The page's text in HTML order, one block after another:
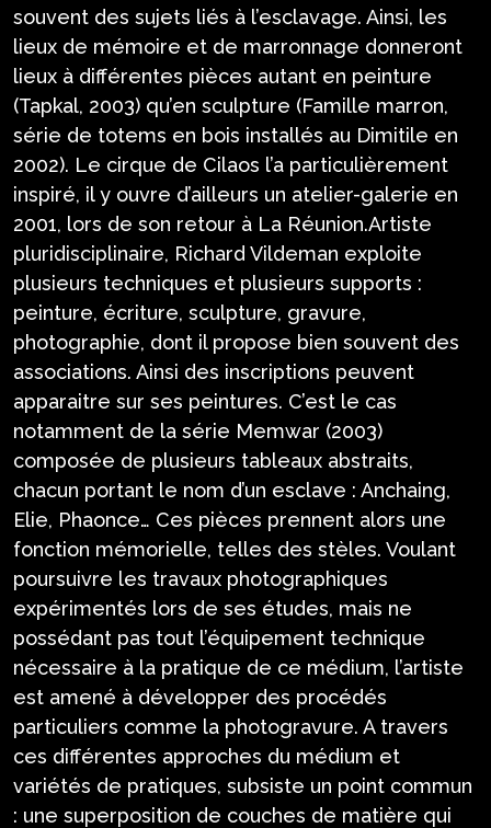
souvent des sujets liés à l’esclavage. Ainsi, les
lieux de mémoire et de marronnage donneront
lieux à différentes pièces autant en peinture
(Tapkal, 2003) qu’en sculpture (Famille marron,
série de totems en bois installés au Dimitile en
2002). Le cirque de Cilaos l’a particulièrement
inspiré, il y ouvre d’ailleurs un atelier-galerie en
2001, lors de son retour à La Réunion.Artiste
pluridisciplinaire, Richard Vildeman exploite
plusieurs techniques et plusieurs supports :
peinture, écriture, sculpture, gravure,
photographie, dont il propose bien souvent des
associations. Ainsi des inscriptions peuvent
apparaitre sur ses peintures. C’est le cas
notamment de la série Memwar (2003)
composée de plusieurs tableaux abstraits,
chacun portant le nom d’un esclave : Anchaing,
Elie, Phaonce… Ces pièces prennent alors une
fonction mémorielle, telles des stèles. Voulant
poursuivre les travaux photographiques
expérimentés lors de ses études, mais ne
possédant pas tout l’équipement technique
nécessaire à la pratique de ce médium, l’artiste
est amené à développer des procédés
particuliers comme la photogravure. A travers
ces différentes approches du médium et
variétés de pratiques, subsiste un point commun
: une superposition de couches de matière qui